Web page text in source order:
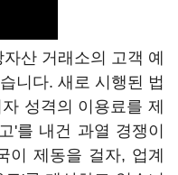
산 거래소의 고객 예
니다. 새로 시행된 법
성격의 이용료를 제
'를 내건 과열 경쟁이
이 제동을 걸자, 업계